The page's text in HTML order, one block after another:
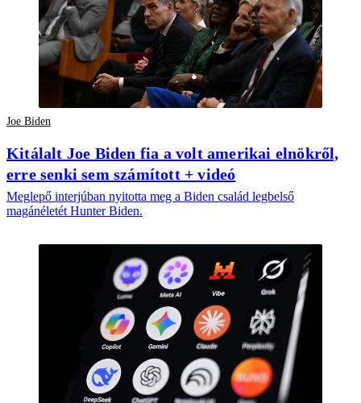
Joe Biden
Kitálalt Joe Biden fia a volt amerikai elnökről,
erre senki sem számított + videó
Meglepő interjúban nyitotta meg a Biden család legbelső
magánéletét Hunter Biden.